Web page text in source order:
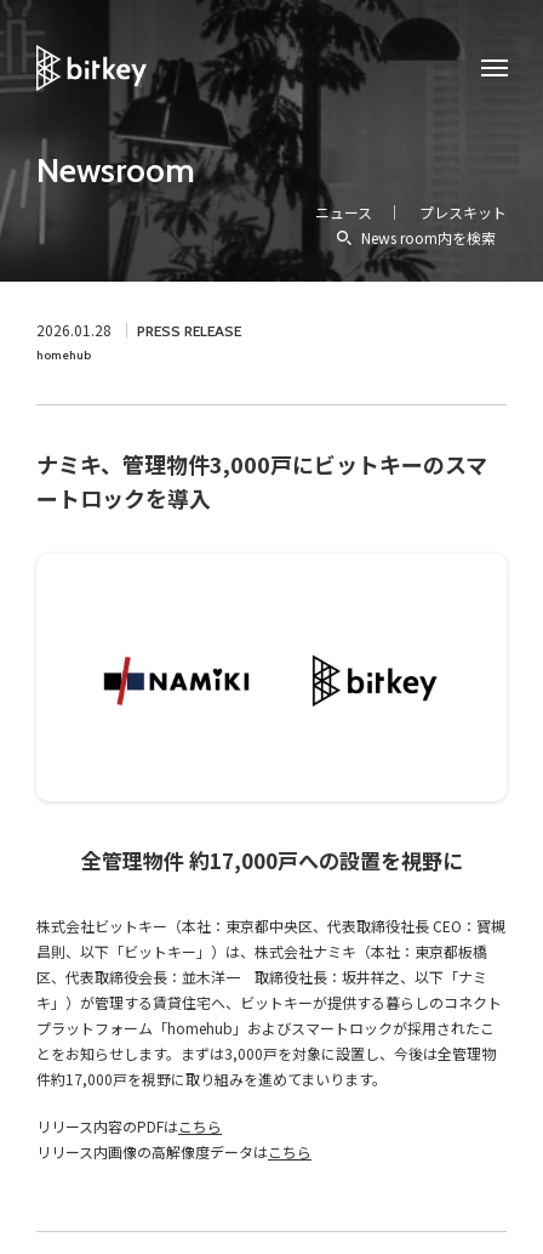
Newsroom
ニュース
プレスキット
News room内を検索
2026.01.28 PRESS RELEASE
homehub
ナミキ、管理物件3,000戸にビットキーのスマ
ートロックを導入
全管理物件 約17,000戸への設置を視野に
株式会社ビットキー（本社：東京都中央区、代表取締役社長 CEO：寳槻
昌則、以下「ビットキー」）は、株式会社ナミキ（本社：東京都板橋
区、代表取締役会長：並木洋一 取締役社長：坂井祥之、以下「ナミ
キ」）が管理する賃貸住宅へ、ビットキーが提供する暮らしのコネクト
プラットフォーム「homehub」およびスマートロックが採用されたこ
とをお知らせします。まずは3,000戸を対象に設置し、今後は全管理物
件約17,000戸を視野に取り組みを進めてまいります。
リリース内容のPDFはこちら
リリース内画像の高解像度データはこちら